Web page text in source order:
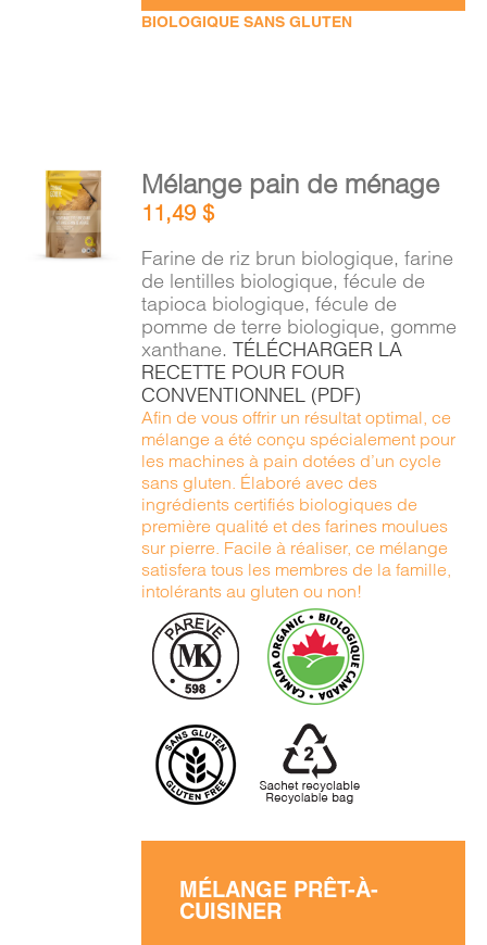
BIOLOGIQUE SANS GLUTEN
AJOUTER
AU
PANIER
DÉTAILS
Mélange pain de ménage
11,49$
Farine de riz brun biologique, farine
de lentilles biologique, fécule de
tapioca biologique, fécule de
pomme de terre biologique, gomme
xanthane.TÉLÉCHARGER LA
RECETTE POUR FOUR
CONVENTIONNEL (PDF)
Afin de vous offrir un résultat optimal, ce
mélange a été conçu spécialement pour
les machines à pain dotées d’un cycle
sans gluten. Élaboré avec des
ingrédients certifiés biologiques de
première qualité et des farines moulues
sur pierre. Facile à réaliser, ce mélange
satisfera tous les membres de la famille,
intolérants au gluten ou non!
MÉLANGE PRÊT-À-
CUISINER